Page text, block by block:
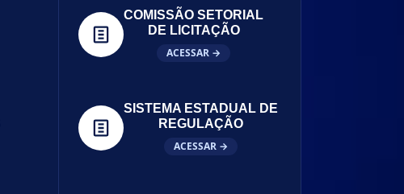
COMISSÃO SETORIAL
DE LICITAÇÃO
ACESSAR →
SISTEMA ESTADUAL DE
REGULAÇÃO
ACESSAR →